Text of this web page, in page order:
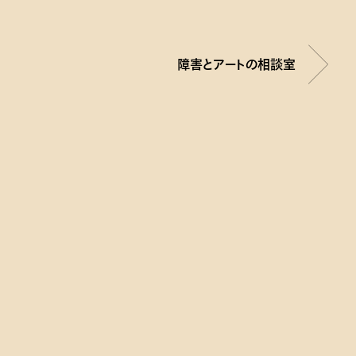
障害とアートの相談室